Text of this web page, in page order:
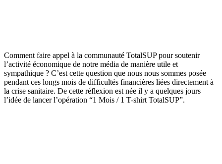
Comment faire appel à la communauté TotalSUP pour soutenir
l’activité économique de notre média de manière utile et
sympathique ? C’est cette question que nous nous sommes posée
pendant ces longs mois de difficultés financières liées directement à
la crise sanitaire. De cette réflexion est née il y a quelques jours
l’idée de lancer l’opération “1 Mois / 1 T-shirt TotalSUP”.